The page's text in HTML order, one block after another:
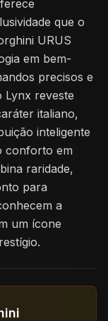
que o
URUS
em bem-
precisos e
Lynx reveste
italiano,
inteligente
conforto em
raridade,
para
a
um ícone